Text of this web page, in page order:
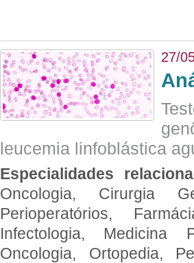
27/
leucemia linfoblástica
Especialidades
Oncologia, Cirurgia
Perioperatórios,
Infectologia, Medicina
Oncologia, Ortopedia,